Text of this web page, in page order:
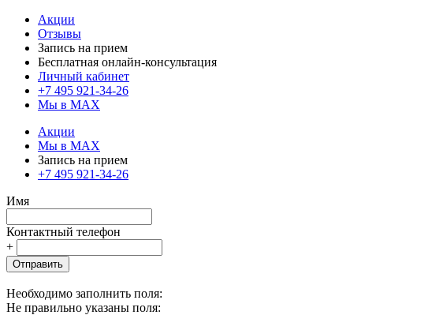
Акции
Отзывы
Запись на прием
Бесплатная онлайн-консультация
Личный кабинет
+7 495 921-34-26
Мы в MAX
Акции
Мы в MAX
Запись на прием
+7 495 921-34-26
Имя
Контактный телефон
+
Отправить
Необходимо заполнить поля:
Не правильно указаны поля: